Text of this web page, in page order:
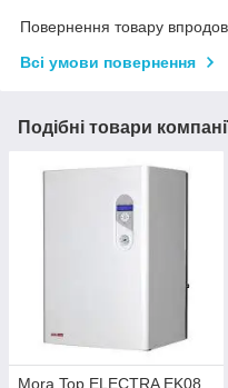
Повернення товару
Всі умови повернення
Подібні товари
Mora Top ELECTRA EK08